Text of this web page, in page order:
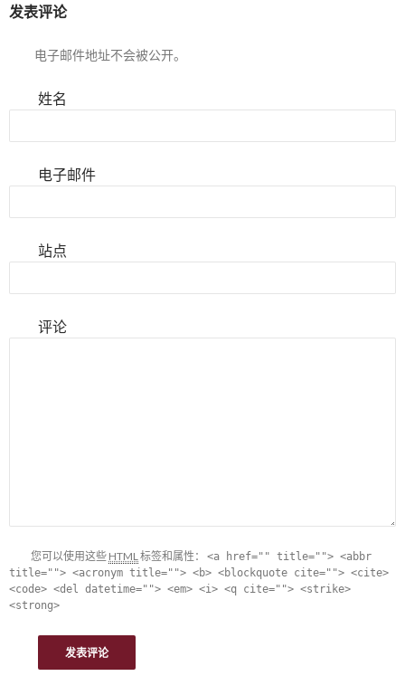
发表评论
电子邮件地址不会被公开。
姓名
电子邮件
站点
评论
您可以使用这些 HTML标签和属性： <a href="" title=""> <abbr
title=""> <acronym title=""> <b> <blockquote cite=""> <cite>
<code> <del datetime=""> <em> <i> <q cite=""> <strike>
<strong>